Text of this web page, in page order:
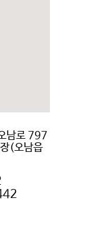
남로 797
(오남읍